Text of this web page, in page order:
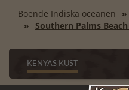
Boende Indiska oceanen
Southern Palms
KENYAS KUST